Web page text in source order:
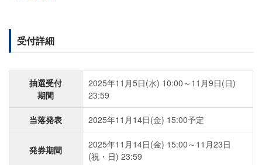
受付詳細
抽選受付
期間
2025年11月5日(水) 10:00～11月9日(日)
23:59
当落発表 2025年11月14日(金) 15:00予定
発券期間
2025年11月14日(金) 15:00～11月23日
(祝・日) 23:59